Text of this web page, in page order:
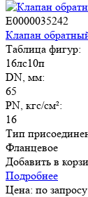
E0000035242
Клапан
Таблица фигур:
16лс10п
DN, мм:
65
PN, кгс/см²:
16
Тип
Фланцевое
Добавить в
Подробнее
Цена: по запросу